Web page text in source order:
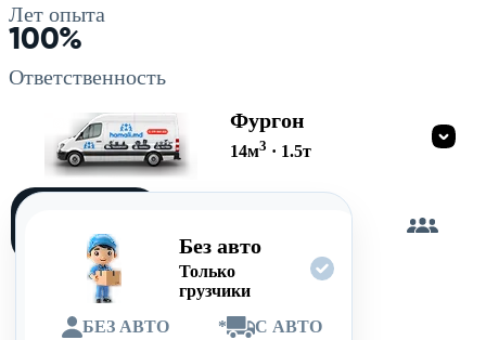
Лет опыта
100%
Ответственность
Фургон
14м3 · 1.5т
Без авто
Только
грузчики
БЕЗ АВТО
*
С АВТО